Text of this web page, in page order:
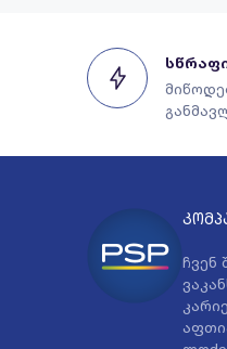
ჩვენ